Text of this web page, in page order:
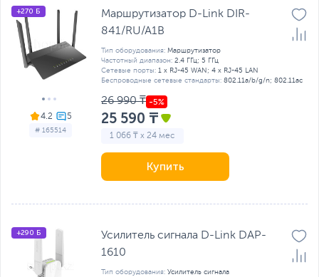
4.2
# 165514
+270 Б
Маршрутизатор D-Link DIR-
841/RU/A1B
Тип оборудования: Маршрутизатор
Частотный диапазон: 2.4 ГГц; 5 ГГц
Сетевые порты: 1 x RJ-45 WAN; 4 x RJ-45 LAN
Беспроводные сетевые стандарты: 802.11a/b/g/n; 802.11ac
26 990 ₸
25 590 ₸
1 066 ₸ x 24 мес
Купить
+290 Б
Усилитель сигнала D-Link DAP-
1610
Тип оборудования: Усилитель сигнала